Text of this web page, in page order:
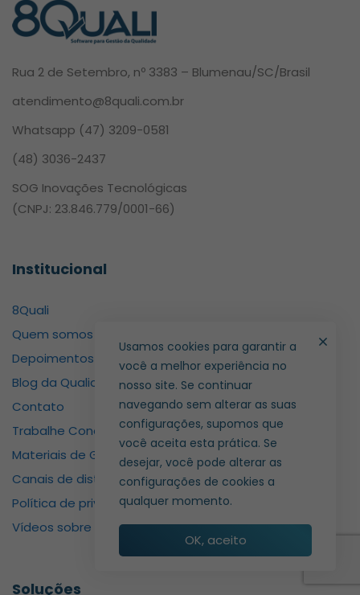
Rua 2 de Setembro, nº 3383 – Blumenau/SC/Brasil
atendimento@8quali.com.br
Whatsapp (47) 3209-0581
(48) 3036-2437
SOG Inovações Tecnológicas
(CNPJ: 23.846.779/0001-66)
Institucional
8Quali
Quem somos
Depoimentos
Blog da Qualidade Eficaz
Contato
Trabalhe Conosco
Materiais de Graça
Canais de distribuição
Política de privacidade
Vídeos sobre Qualidade
Soluções
Usamos cookies para garantir a
você a melhor experiência no
nosso site. Se continuar
navegando sem alterar as suas
configurações, supomos que
você aceita esta prática. Se
desejar, você pode alterar as
configurações de cookies a
qualquer momento.
OK, aceito